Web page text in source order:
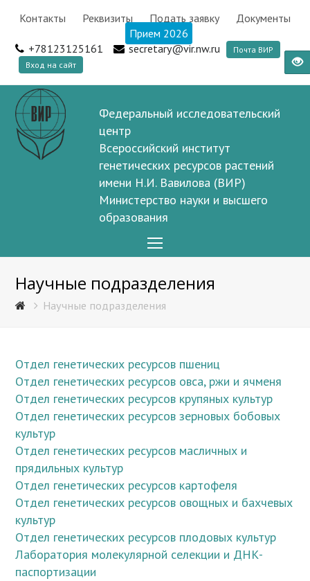
Контакты Реквизиты Подать заявку
Документы
Прием 2026
+78123125161
secretary@vir.nw.ru
Почта ВИР
Вход на сайт
Федеральный исследовательский
центр
Всероссийский институт
генетических ресурсов растений
имени Н.И. Вавилова (ВИР)
Министерство науки и высшего
образования
Menu
Научные подразделения
Научные подразделения
Отдел генетических ресурсов пшениц
Отдел генетических ресурсов овса, ржи и ячменя
Отдел генетических ресурсов крупяных культур
Отдел генетических ресурсов зерновых бобовых
культур
Отдел генетических ресурсов масличных и
прядильных культур
Отдел генетических ресурсов картофеля
Отдел генетических ресурсов овощных и бахчевых
культур
Отдел генетических ресурсов плодовых культур
Лаборатория молекулярной селекции и ДНК-
паспортизации